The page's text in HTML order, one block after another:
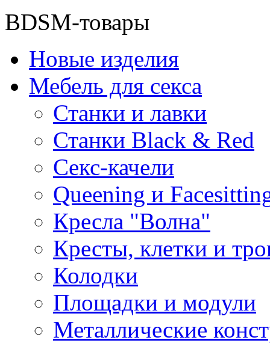
BDSM-товары
Новые изделия
Мебель для секса
Станки и лавки
Станки Black & Red
Секс-качели
Queening и
Кресла "Волна"
Кресты, клетки и
Колодки
Площадки и модули
Металлические